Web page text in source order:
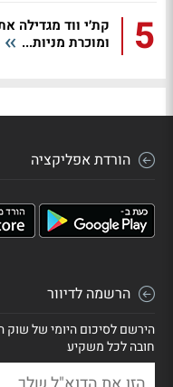
5
ומוכרת מניות...
הורדת אפליקציה
הרשמה לדיוור
הירשם לסיכום היומי של שוק
חובה לכל משקיע